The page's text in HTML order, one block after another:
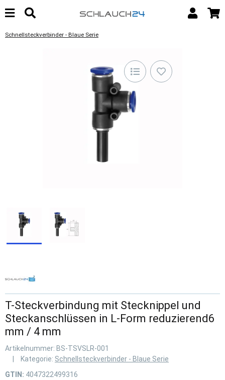
Schnellsteckverbinder - Blaue Serie
T-Steckverbindung mit Stecknippel und
Steckanschlüssen in L-Form reduzierend6
mm / 4 mm
Artikelnummer: BS-TSVSLR-001
Kategorie: Schnellsteckverbinder - Blaue Serie
GTIN: 4047322499316